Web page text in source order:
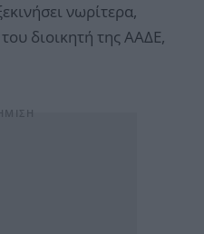
νωρίτερα,
διοικητή της ΑΑΔΕ,